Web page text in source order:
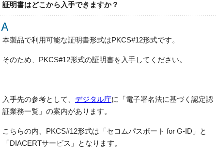
証明書はどこから入手できますか？
本製品で利用可能な証明書形式はPKCS#12形式です。
そのため、PKCS#12形式の証明書を入手してください。
入手先の参考として、 デジタル庁に「電子署名法に基づく認定認
証業務一覧」の案内があります。
こちらの内、PKCS#12形式は「セコムパスポート for G-ID」と
「DIACERTサービス」となります。